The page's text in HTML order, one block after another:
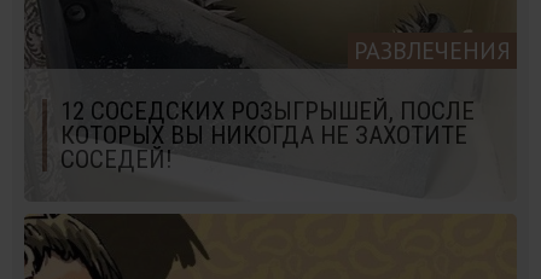
РАЗВЛЕЧЕНИЯ
12 СОСЕДСКИХ РОЗЫГРЫШЕЙ, ПОСЛЕ
КОТОРЫХ ВЫ НИКОГДА НЕ ЗАХОТИТЕ
СОСЕДЕЙ!